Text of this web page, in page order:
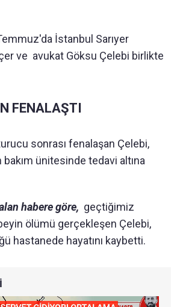
İstanbul Sarıyer
ve avukat Göksu Çelebi birlikte
FENALAŞTI
sonrası fenalaşan Çelebi,
ünitesinde tedavi altına
habere göre, geçtiğimiz
ölümü gerçekleşen Çelebi,
hastanede hayatını kaybetti.